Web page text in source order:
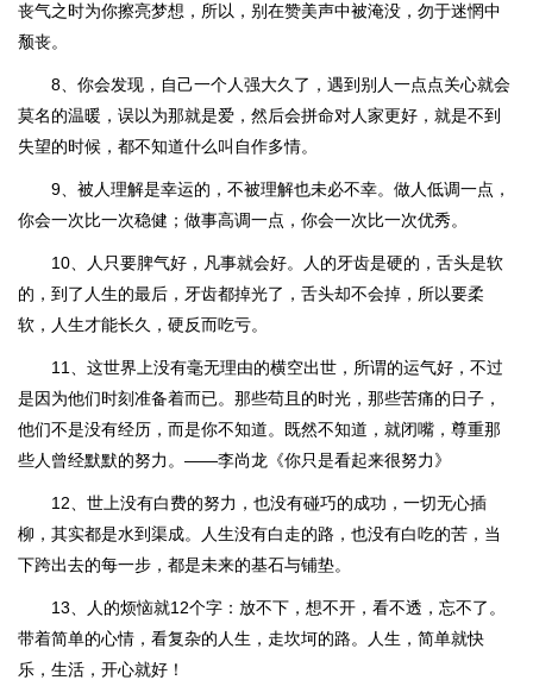
丧气之时为你擦亮梦想，所以，别在赞美声中被淹没，勿于迷惘中
颓丧。
8、你会发现，自己一个人强大久了，遇到别人一点点关心就会
莫名的温暖，误以为那就是爱，然后会拼命对人家更好，就是不到
失望的时候，都不知道什么叫自作多情。
9、被人理解是幸运的，不被理解也未必不幸。做人低调一点，
你会一次比一次稳健；做事高调一点，你会一次比一次优秀。
10、人只要脾气好，凡事就会好。人的牙齿是硬的，舌头是软
的，到了人生的最后，牙齿都掉光了，舌头却不会掉，所以要柔
软，人生才能长久，硬反而吃亏。
11、这世界上没有毫无理由的横空出世，所谓的运气好，不过
是因为他们时刻准备着而已。那些苟且的时光，那些苦痛的日子，
他们不是没有经历，而是你不知道。既然不知道，就闭嘴，尊重那
些人曾经默默的努力。——李尚龙《你只是看起来很努力》
12、世上没有白费的努力，也没有碰巧的成功，一切无心插
柳，其实都是水到渠成。人生没有白走的路，也没有白吃的苦，当
下跨出去的每一步，都是未来的基石与铺垫。
13、人的烦恼就12个字：放不下，想不开，看不透，忘不了。
带着简单的心情，看复杂的人生，走坎坷的路。人生，简单就快
乐，生活，开心就好！